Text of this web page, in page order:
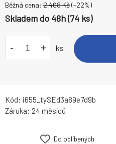
Běžná cena: 2 468Kč(-22%)
Skladem do 48h (74 ks)
- + ks
Kód: i655_tySEd3a89e7d9b
Záruka: 24 měsíců
Do oblíbených